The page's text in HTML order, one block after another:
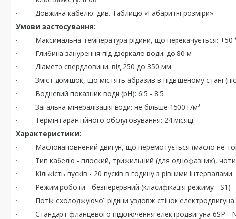
· Довжина кабелю: див. Таблицю «Габаритні розміри»
Умови застосування:
· Максимальна температура рідини, що перекачується: +50
· Глибина занурення під дзеркало води: до 80 м
· Діаметр свердловини: від 250 до 350 мм
· Зміст домішок, що містять абразив в підвішеному стані
· Водневий показник води (рН): 6.5 - 8.5
· Загальна мінералізація води: не більше 1500 г/м³
· Термін гарантійного обслуговування: 24 місяці
Характеристики:
· Маслонаповнений двигун, що перемотується (масло не
· Тип кабелю - плоский, трижильний (для однофазних),
· Кількість пусків - 20 пусків в годину з рівними інтервалами
· Режим роботи - безперервний (класифікація режиму - S1)
· Потік охолоджуючої рідини уздовж стінок
· Стандарт фланцевого підключення електродвигуна 6SР -